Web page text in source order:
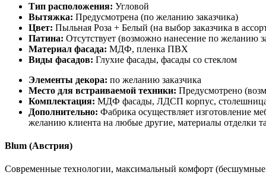
Тип расположения: Угловой
Вытяжка: Предусмотрена (по желанию заказчика)
Цвет: Пыльная Роза + Белый (на выбор заказчика в
Патина: Отсутствует (возможно нанесение по желанию
Материал фасада: МДФ, пленка ПВХ
Виды фасадов: Глухие фасады, фасады со стеклом
Элементы декора: по желанию заказчика
Место для встраиваемой техники: Предусмотрено
Комплектация: МДФ фасады, ЛДСП корпус,
Дополнительно: Фабрика осуществляет изготовление
желанию клиента на любые другие, материалы отделки
Blum (Австрия)
Современные технологии, максимальный комфорт